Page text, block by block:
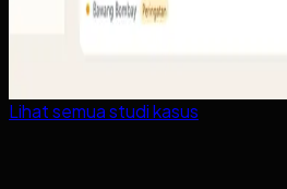
Lihat semua studi kasus